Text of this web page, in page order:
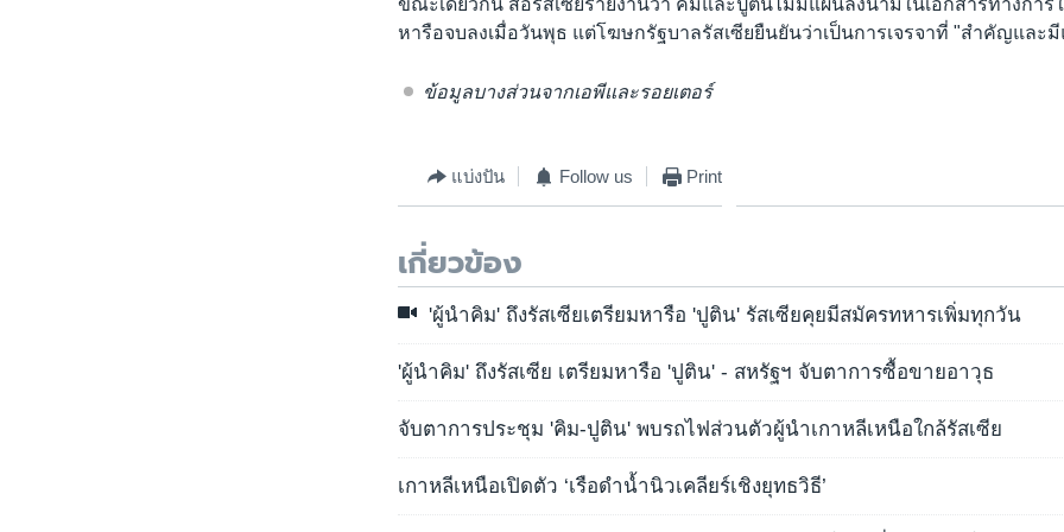
ขณะเดียวกัน สื่อรัสเซียรายงานว่า คิมและปูตินไม่มีแผนลงนามในเอกสารทางการ
หารือจบลงเมื่อวันพุธ แต่โฆษกรัฐบาลรัสเซียยืนยันว่าเป็นการเจรจาที่ "สำคัญและ
ข้อมูลบางส่วนจากเอพีและรอยเตอร์
แบ่งปัน Follow us Print
เกี่ยวข้อง
'ผู้นำคิม' ถึงรัสเซียเตรียมหารือ 'ปูติน' รัสเซียคุยมีสมัครทหารเพิ่มทุกวัน
'ผู้นำคิม' ถึงรัสเซีย เตรียมหารือ 'ปูติน' - สหรัฐฯ จับตาการซื้อขายอาวุธ
จับตาการประชุม 'คิม-ปูติน' พบรถไฟส่วนตัวผู้นำเกาหลีเหนือใกล้รัสเซีย
เกาหลีเหนือเปิดตัว ‘เรือดำน้ำนิวเคลียร์เชิงยุทธวิธี’